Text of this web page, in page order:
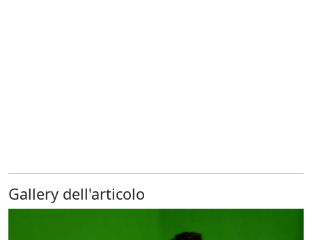
Gallery dell'articolo